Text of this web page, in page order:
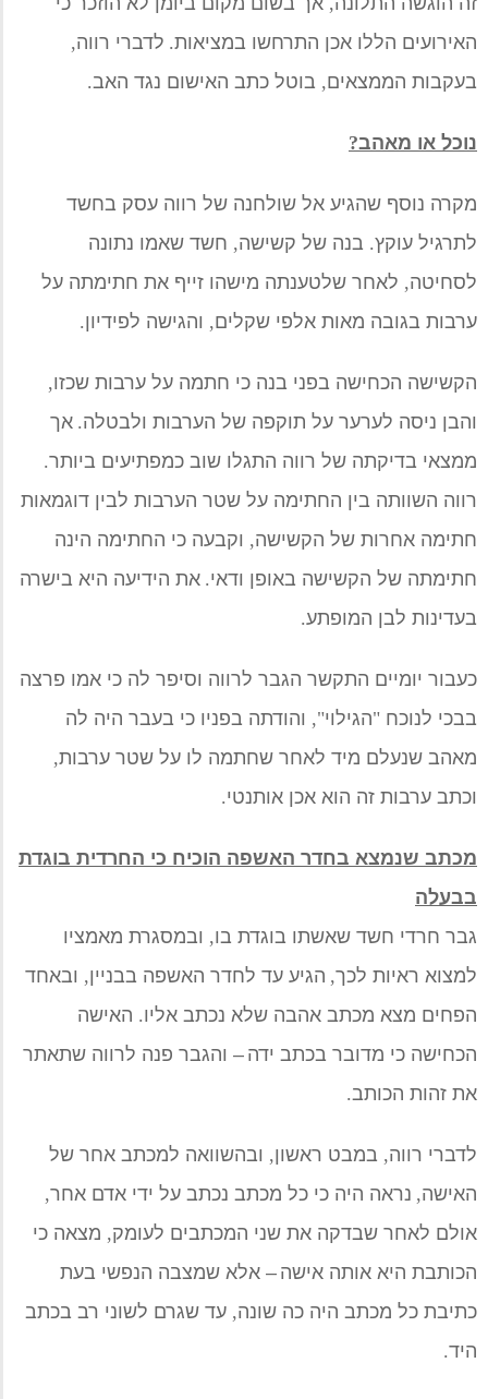
האירועים הללו אכן התרחשו במציאות. לדברי רווה,
בעקבות הממצאים, בוטל כתב האישום נגד האב.
נוכל או מאהב?
מקרה נוסף שהגיע אל שולחנה של רווה עסק בחשד
לתרגיל עוקץ. בנה של קשישה, חשד שאמו נתונה
לסחיטה, לאחר שלטענתה מישהו זייף את חתימתה על
ערבות בגובה מאות אלפי שקלים, והגישה לפידיון.
הקשישה הכחישה בפני בנה כי חתמה על ערבות שכזו,
והבן ניסה לערער על תוקפה של הערבות ולבטלה. אך
ממצאי בדיקתה של רווה התגלו שוב כמפתיעים ביותר.
רווה השוותה בין החתימה על שטר הערבות לבין דוגמאות
חתימה אחרות של הקשישה, וקבעה כי החתימה הינה
חתימתה של הקשישה באופן ודאי. את הידיעה היא בישרה
בעדינות לבן המופתע.
כעבור יומיים התקשר הגבר לרווה וסיפר לה כי אמו פרצה
בבכי לנוכח "הגילוי", והודתה בפניו כי בעבר היה לה
מאהב שנעלם מיד לאחר שחתמה לו על שטר ערבות,
וכתב ערבות זה הוא אכן אותנטי.
מכתב שנמצא בחדר האשפה הוכיח כי החרדית בוגדת
בבעלה
גבר חרדי חשד שאשתו בוגדת בו, ובמסגרת מאמציו
למצוא ראיות לכך, הגיע עד לחדר האשפה בבניין, ובאחד
הפחים מצא מכתב אהבה שלא נכתב אליו. האישה
הכחישה כי מדובר בכתב ידה – והגבר פנה לרווה שתאתר
את זהות הכותב.
לדברי רווה, במבט ראשון, ובהשוואה למכתב אחר של
האישה, נראה היה כי כל מכתב נכתב על ידי אדם אחר,
אולם לאחר שבדקה את שני המכתבים לעומק, מצאה כי
הכותבת היא אותה אישה – אלא שמצבה הנפשי בעת
כתיבת כל מכתב היה כה שונה, עד שגרם לשוני רב בכתב
היד.